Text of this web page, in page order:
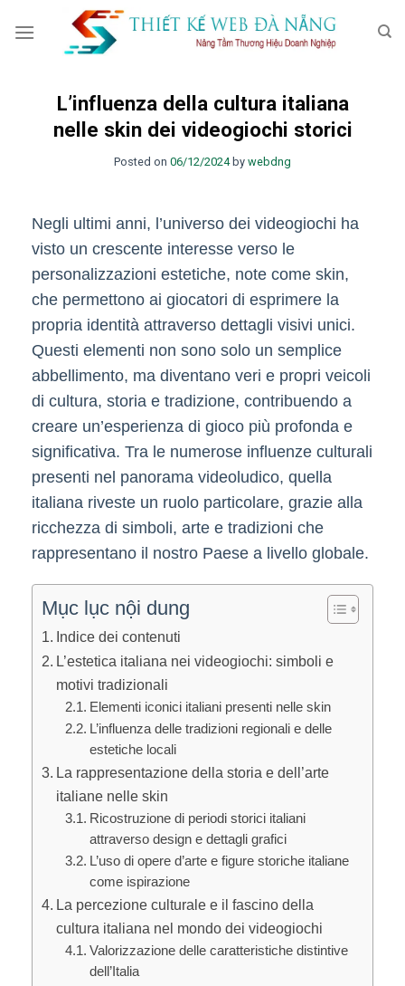
L’influenza della cultura italiana
nelle skin dei videogiochi storici
Posted on 06/12/2024by webdng
Negli ultimi anni, l’universo dei videogiochi ha
visto un crescente interesse verso le
personalizzazioni estetiche, note come skin,
che permettono ai giocatori di esprimere la
propria identità attraverso dettagli visivi unici.
Questi elementi non sono solo un semplice
abbellimento, ma diventano veri e propri veicoli
di cultura, storia e tradizione, contribuendo a
creare un’esperienza di gioco più profonda e
significativa. Tra le numerose influenze culturali
presenti nel panorama videoludico, quella
italiana riveste un ruolo particolare, grazie alla
ricchezza di simboli, arte e tradizioni che
rappresentano il nostro Paese a livello globale.
Mục lục nội dung
Indice dei contenuti
L’estetica italiana nei videogiochi: simboli e
motivi tradizionali
Elementi iconici italiani presenti nelle skin
L’influenza delle tradizioni regionali e delle
estetiche locali
La rappresentazione della storia e dell’arte
italiane nelle skin
Ricostruzione di periodi storici italiani
attraverso design e dettagli grafici
L’uso di opere d’arte e figure storiche italiane
come ispirazione
La percezione culturale e il fascino della
cultura italiana nel mondo dei videogiochi
Valorizzazione delle caratteristiche distintive
dell’Italia